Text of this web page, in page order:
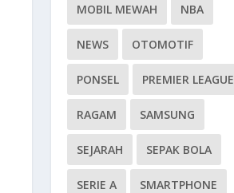
MOBIL MEWAH NBA
NEWS OTOMOTIF
PONSEL PREMIER LEAGUE
RAGAM SAMSUNG
SEJARAH SEPAK BOLA
SERIE A SMARTPHONE